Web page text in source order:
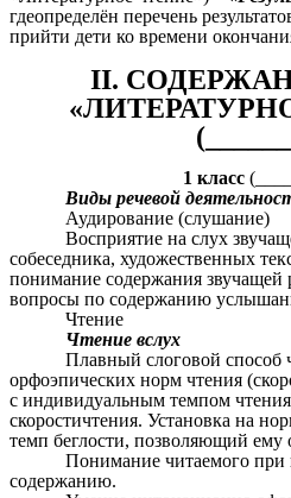
гдеопределён перечень
прийти дети ко времени
II.
1 класс
Виды речевой
Аудирование (слушание)
Восприятие на слух
собеседника, художественных
понимание содержания звучащей
вопросы по содержанию
Чтение
Чтение вслух
Плавный слоговой способ
орфоэпических норм чтения
с индивидуальным темпом
скоростичтения. Установка на
темп беглости, позволяющий ему
Понимание читаемого
содержанию.